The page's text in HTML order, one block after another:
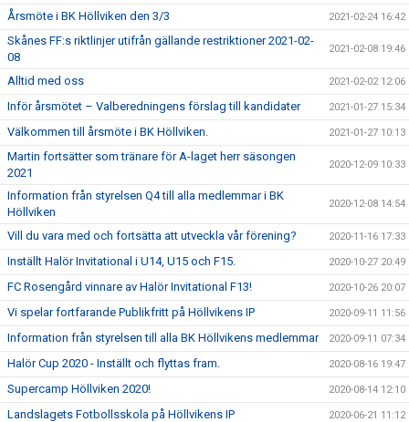
Årsmöte i BK Höllviken den 3/3 2021-02-24 16:42
Skånes FF:s riktlinjer utifrån gällande restriktioner 2021-02-
08
2021-02-08 19:46
Alltid med oss 2021-02-02 12:06
Inför årsmötet – Valberedningens förslag till kandidater 2021-01-27 15:34
Välkommen till årsmöte i BK Höllviken. 2021-01-27 10:13
Martin fortsätter som tränare för A-laget herr säsongen
2021
2020-12-09 10:33
Information från styrelsen Q4 till alla medlemmar i BK
Höllviken
2020-12-08 14:54
Vill du vara med och fortsätta att utveckla vår förening? 2020-11-16 17:33
Inställt Halör Invitational i U14, U15 och F15. 2020-10-27 20:49
FC Rosengård vinnare av Halör Invitational F13! 2020-10-26 20:07
Vi spelar fortfarande Publikfritt på Höllvikens IP 2020-09-11 11:56
Information från styrelsen till alla BK Höllvikens medlemmar 2020-09-11 07:34
Halör Cup 2020 - Inställt och flyttas fram. 2020-08-16 19:47
Supercamp Höllviken 2020! 2020-08-14 12:10
Landslagets Fotbollsskola på Höllvikens IP 2020-06-21 11:12